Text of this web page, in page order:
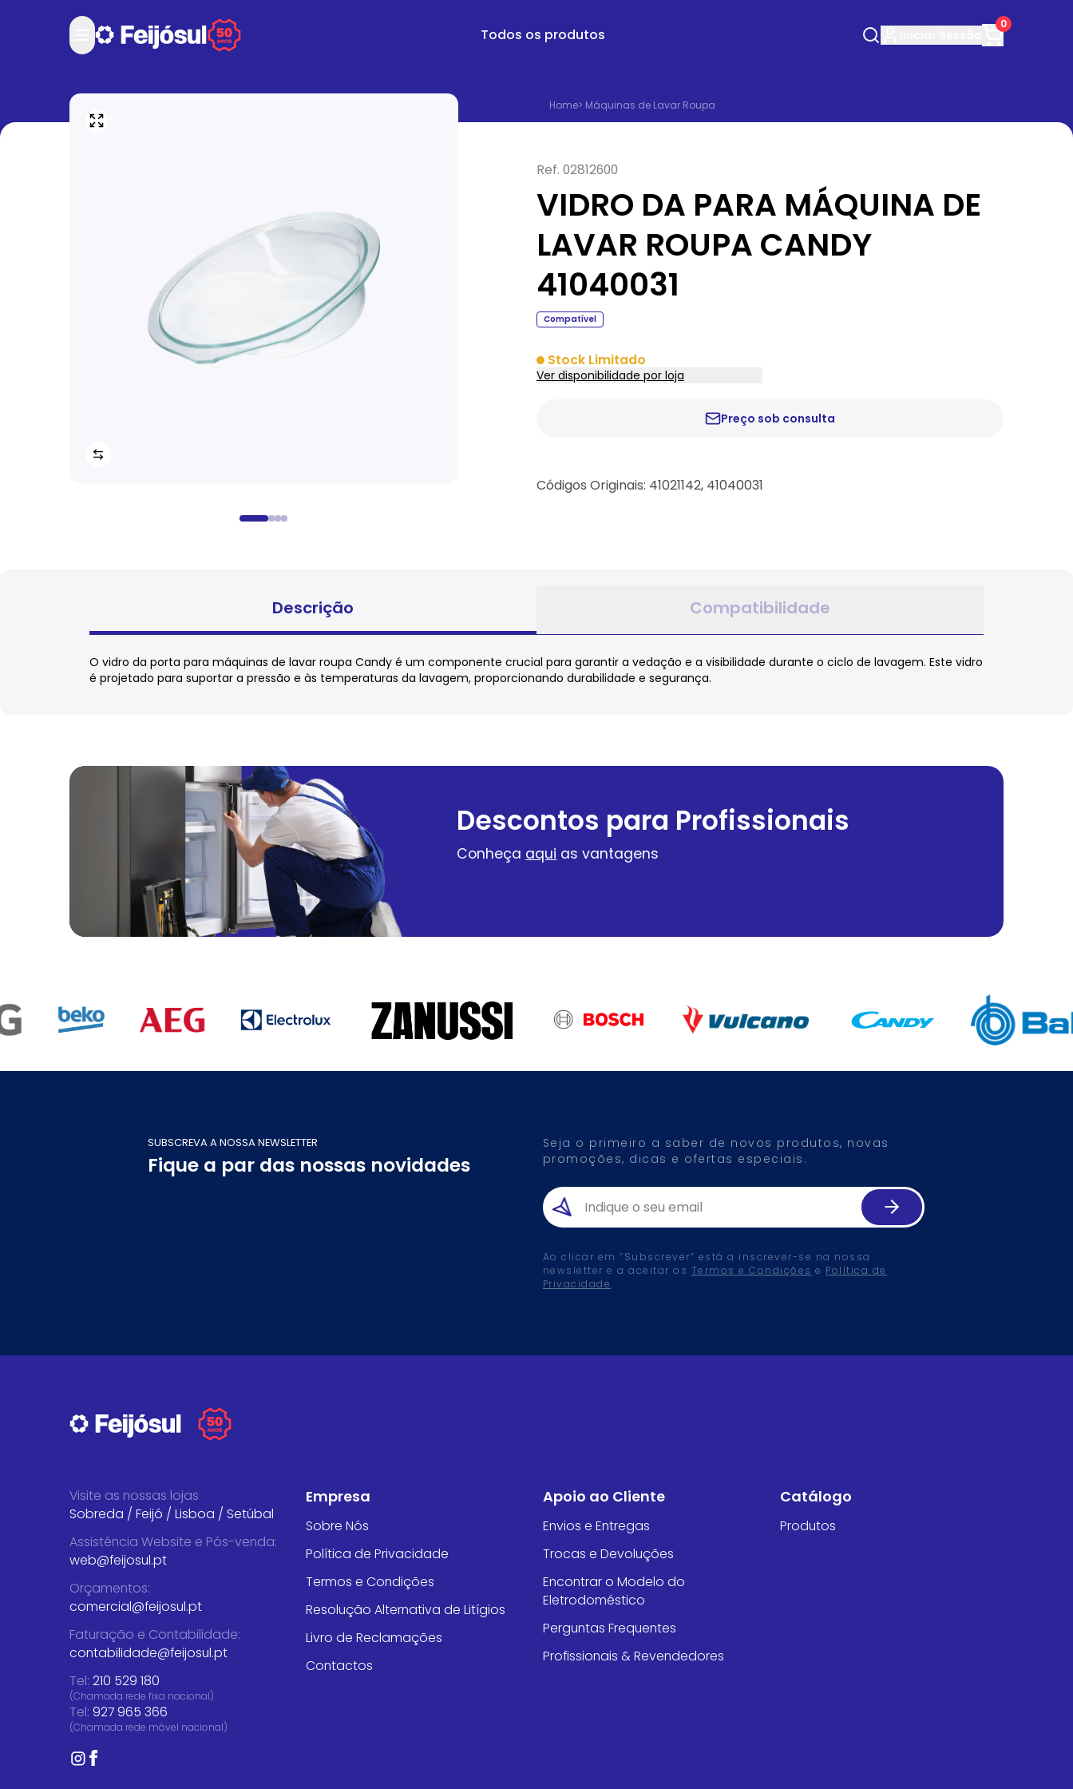
Todos os produtos
0
Home> Máquinas de Lavar Roupa
Ref. 02812600
VIDRO DA PARA MÁQUINA DE
LAVAR ROUPA CANDY
41040031
Compatível
Stock Limitado
Ver disponibilidade por loja
Preço sob consulta
Códigos Originais: 41021142, 41040031
Descrição Compatibilidade
O vidro da porta para máquinas de lavar roupa Candy é um componente crucial para garantir a vedação e a visibilidade durante o ciclo de lavagem. Este vidro
é projetado para suportar a pressão e às temperaturas da lavagem, proporcionando durabilidade e segurança.
Descontos para Profissionais
Conheça aqui as vantagens
SUBSCREVA A NOSSA NEWSLETTER
Fique a par das nossas novidades
Seja o primeiro a saber de novos produtos, novas
promoções, dicas e ofertas especiais.
Ao clicar em “Subscrever” está a inscrever-se na nossa
newsletter e a aceitar os Termos e Condições e Política de
Privacidade.
Visite as nossas lojas
Sobreda / Feijó / Lisboa / Setúbal
Assistência Website e Pós-venda:
web@feijosul.pt
Orçamentos:
comercial@feijosul.pt
Faturação e Contabilidade:
contabilidade@feijosul.pt
Tel: 210 529 180
(Chamada rede fixa nacional)
Tel: 927 965 366
(Chamada rede móvel nacional)
Empresa
Sobre Nós
Política de Privacidade
Termos e Condições
Resolução Alternativa de Litígios
Livro de Reclamações
Contactos
Apoio ao Cliente
Envios e Entregas
Trocas e Devoluções
Encontrar o Modelo do
Eletrodoméstico
Perguntas Frequentes
Profissionais & Revendedores
Catálogo
Produtos